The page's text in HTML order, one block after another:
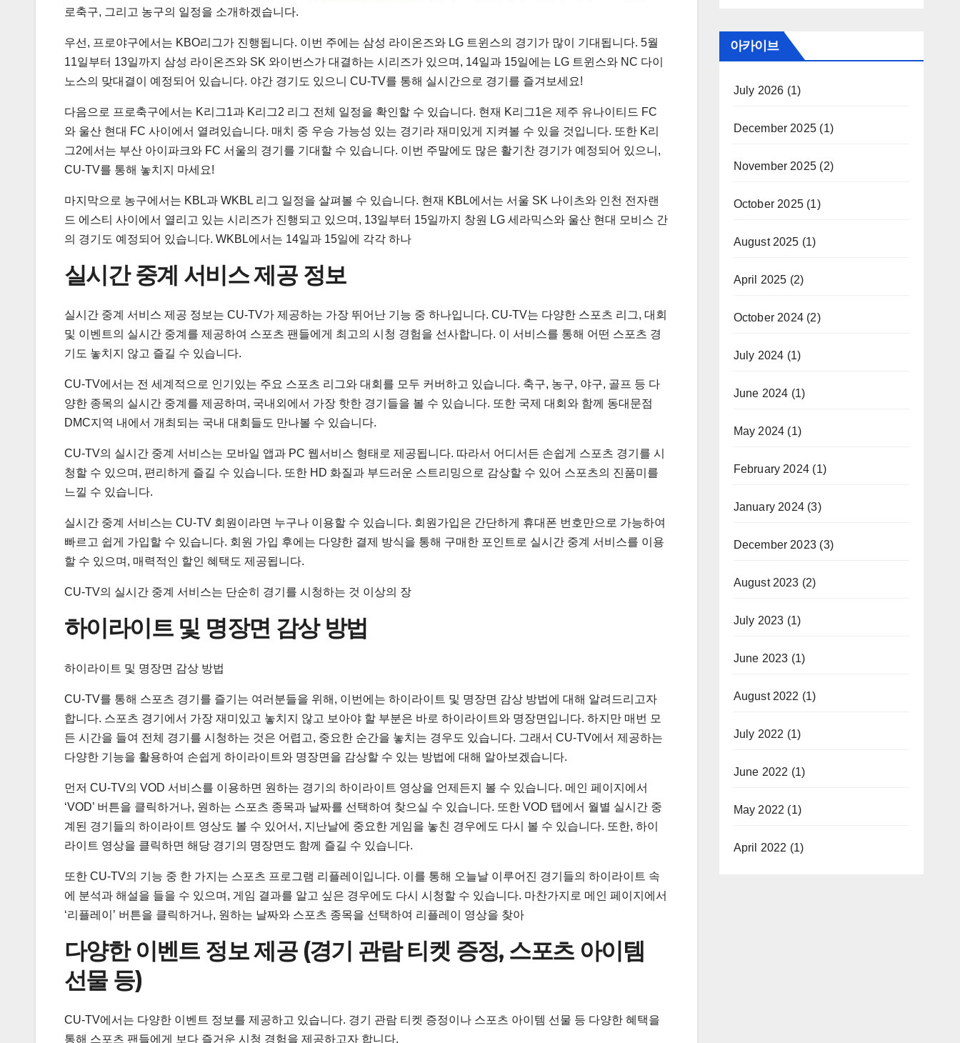
로축구, 그리고 농구의 일정을 소개하겠습니다.
우선, 프로야구에서는 KBO리그가 진행됩니다. 이번 주에는 삼성 라이온즈와 LG 트윈스의 경기가 많이 기대됩니다. 5월
11일부터 13일까지 삼성 라이온즈와 SK 와이번스가 대결하는 시리즈가 있으며, 14일과 15일에는 LG 트윈스와 NC 다이
노스의 맞대결이 예정되어 있습니다. 야간 경기도 있으니 CU-TV를 통해 실시간으로 경기를 즐겨보세요!
다음으로 프로축구에서는 K리그1과 K리그2 리그 전체 일정을 확인할 수 있습니다. 현재 K리그1은 제주 유나이티드 FC
와 울산 현대 FC 사이에서 열려있습니다. 매치 중 우승 가능성 있는 경기라 재미있게 지켜볼 수 있을 것입니다. 또한 K리
그2에서는 부산 아이파크와 FC 서울의 경기를 기대할 수 있습니다. 이번 주말에도 많은 활기찬 경기가 예정되어 있으니,
CU-TV를 통해 놓치지 마세요!
마지막으로 농구에서는 KBL과 WKBL 리그 일정을 살펴볼 수 있습니다. 현재 KBL에서는 서울 SK 나이츠와 인천 전자랜
드 에스티 사이에서 열리고 있는 시리즈가 진행되고 있으며, 13일부터 15일까지 창원 LG 세라믹스와 울산 현대 모비스 간
의 경기도 예정되어 있습니다. WKBL에서는 14일과 15일에 각각 하나
실시간 중계 서비스 제공 정보
실시간 중계 서비스 제공 정보는 CU-TV가 제공하는 가장 뛰어난 기능 중 하나입니다. CU-TV는 다양한 스포츠 리그, 대회
및 이벤트의 실시간 중계를 제공하여 스포츠 팬들에게 최고의 시청 경험을 선사합니다. 이 서비스를 통해 어떤 스포츠 경
기도 놓치지 않고 즐길 수 있습니다.
CU-TV에서는 전 세계적으로 인기있는 주요 스포츠 리그와 대회를 모두 커버하고 있습니다. 축구, 농구, 야구, 골프 등 다
양한 종목의 실시간 중계를 제공하며, 국내외에서 가장 핫한 경기들을 볼 수 있습니다. 또한 국제 대회와 함께 동대문점
DMC지역 내에서 개최되는 국내 대회들도 만나볼 수 있습니다.
CU-TV의 실시간 중계 서비스는 모바일 앱과 PC 웹서비스 형태로 제공됩니다. 따라서 어디서든 손쉽게 스포츠 경기를 시
청할 수 있으며, 편리하게 즐길 수 있습니다. 또한 HD 화질과 부드러운 스트리밍으로 감상할 수 있어 스포츠의 진품미를
느낄 수 있습니다.
실시간 중계 서비스는 CU-TV 회원이라면 누구나 이용할 수 있습니다. 회원가입은 간단하게 휴대폰 번호만으로 가능하여
빠르고 쉽게 가입할 수 있습니다. 회원 가입 후에는 다양한 결제 방식을 통해 구매한 포인트로 실시간 중계 서비스를 이용
할 수 있으며, 매력적인 할인 혜택도 제공됩니다.
CU-TV의 실시간 중계 서비스는 단순히 경기를 시청하는 것 이상의 장
하이라이트 및 명장면 감상 방법
하이라이트 및 명장면 감상 방법
CU-TV를 통해 스포츠 경기를 즐기는 여러분들을 위해, 이번에는 하이라이트 및 명장면 감상 방법에 대해 알려드리고자
합니다. 스포츠 경기에서 가장 재미있고 놓치지 않고 보아야 할 부분은 바로 하이라이트와 명장면입니다. 하지만 매번 모
든 시간을 들여 전체 경기를 시청하는 것은 어렵고, 중요한 순간을 놓치는 경우도 있습니다. 그래서 CU-TV에서 제공하는
다양한 기능을 활용하여 손쉽게 하이라이트와 명장면을 감상할 수 있는 방법에 대해 알아보겠습니다.
먼저 CU-TV의 VOD 서비스를 이용하면 원하는 경기의 하이라이트 영상을 언제든지 볼 수 있습니다. 메인 페이지에서
‘VOD’ 버튼을 클릭하거나, 원하는 스포츠 종목과 날짜를 선택하여 찾으실 수 있습니다. 또한 VOD 탭에서 월별 실시간 중
계된 경기들의 하이라이트 영상도 볼 수 있어서, 지난날에 중요한 게임을 놓친 경우에도 다시 볼 수 있습니다. 또한, 하이
라이트 영상을 클릭하면 해당 경기의 명장면도 함께 즐길 수 있습니다.
또한 CU-TV의 기능 중 한 가지는 스포츠 프로그램 리플레이입니다. 이를 통해 오늘날 이루어진 경기들의 하이라이트 속
에 분석과 해설을 들을 수 있으며, 게임 결과를 알고 싶은 경우에도 다시 시청할 수 있습니다. 마찬가지로 메인 페이지에서
‘리플레이’ 버튼을 클릭하거나, 원하는 날짜와 스포츠 종목을 선택하여 리플레이 영상을 찾아
다양한 이벤트 정보 제공 (경기 관람 티켓 증정, 스포츠 아이템
선물 등)
CU-TV에서는 다양한 이벤트 정보를 제공하고 있습니다. 경기 관람 티켓 증정이나 스포츠 아이템 선물 등 다양한 혜택을
통해 스포츠 팬들에게 보다 즐거운 시청 경험을 제공하고자 합니다.
아카이브
July 2026 (1)
December 2025 (1)
November 2025 (2)
October 2025(1)
August 2025 (1)
April 2025 (2)
October 2024(2)
July 2024 (1)
June 2024 (1)
May 2024 (1)
February 2024 (1)
January 2024(3)
December 2023 (3)
August 2023 (2)
July 2023 (1)
June 2023 (1)
August 2022 (1)
July 2022 (1)
June 2022 (1)
May 2022 (1)
April 2022 (1)